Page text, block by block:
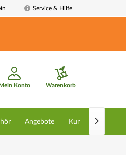
Service & Hilfe
Konto Warenkorb
Angebote Kunstpflanzen
